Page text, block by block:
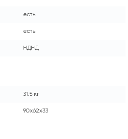
есть
есть
НДНД
31.5 кг
90x62x33